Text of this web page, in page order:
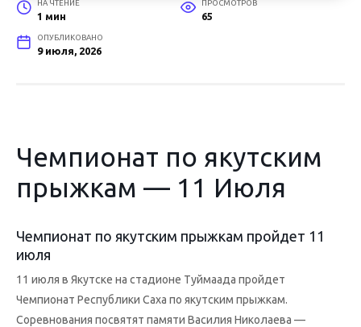
НА ЧТЕНИЕ
1 мин
ПРОСМОТРОВ
65
ОПУБЛИКОВАНО
9 июля, 2026
Чемпионат по якутским
прыжкам — 11 Июля
Чемпионат по якутским прыжкам пройдет 11
июля
11 июля в Якутске на стадионе Туймаада пройдет
Чемпионат Республики Саха по якутским прыжкам.
Соревнования посвятят памяти Василия Николаева —